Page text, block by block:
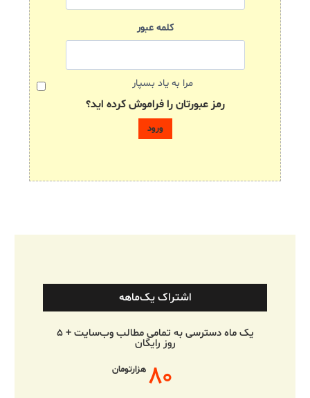
کلمه عبور
مرا به یاد بسپار
رمز عبورتان را فراموش کرده اید؟
اشتراک یک‌ماهه
یک ماه دسترسی به تمامی مطالب وب‌سایت + ۵
روز رایگان
۸۰ هزارتومان